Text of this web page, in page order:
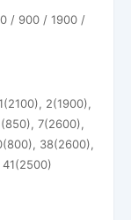
/ 900 / 1900 /
2(1900),
7(2600),
38(2600),